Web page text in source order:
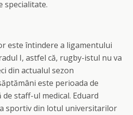
specialitate.
este întindere a ligamentului
I, astfel că, rugby-istul nu va
din actualul sezon
este perioada de
staff-ul medical. Eduard
sportiv din lotul universitarilor